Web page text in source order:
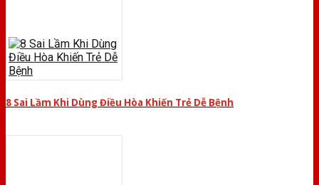
8 Sai Lầm Khi Dùng Điều Hòa Khiến Trẻ Dễ Bệnh